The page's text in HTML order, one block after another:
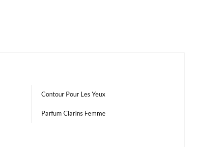
Contour Pour Les Yeux
Parfum Clarins Femme